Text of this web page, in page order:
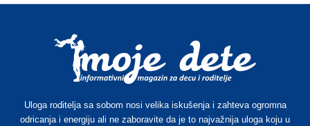
Uloga roditelja sa sobom nosi velika iskušenja i zahteva ogromna
odricanja i energiju ali ne zaboravite da je to najvažnija uloga koju u